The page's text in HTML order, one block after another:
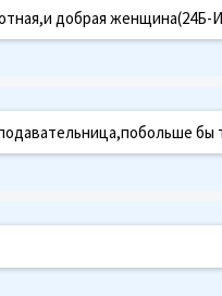
добрая женщина(24Б-
бы